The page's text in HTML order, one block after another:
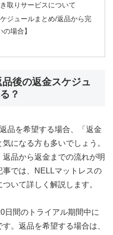
取りサービスについて
ジュールまとめ/返品から完
場合】
後の返金スケジュ
？
品を希望する場合、「返金
になる方も多いでしょう。
品から返金までの流れが明
では、NELLマットレスの
いて詳しく解説します。
日間のトライアル期間中に
。返品を希望する場合は、